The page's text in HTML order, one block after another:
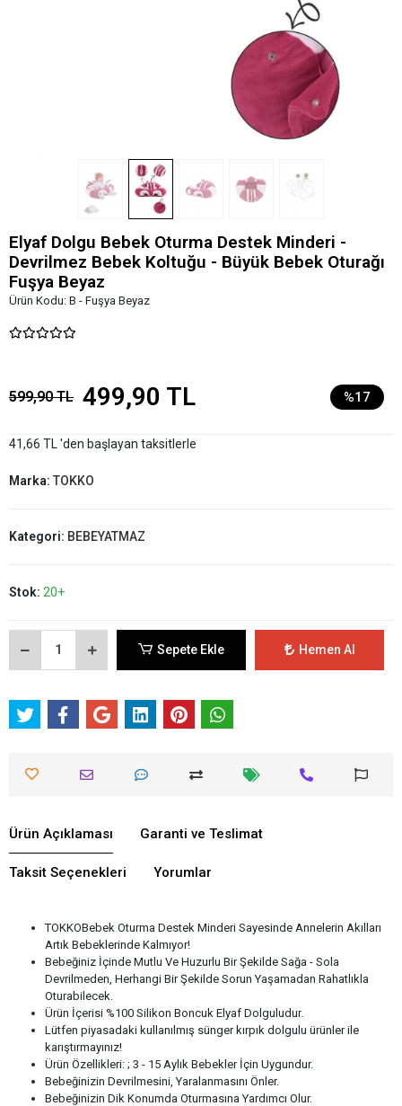
Elyaf Dolgu Bebek Oturma Destek Minderi -
Devrilmez Bebek Koltuğu - Büyük Bebek Oturağı
Fuşya Beyaz
Ürün Kodu: B - Fuşya Beyaz
599,90 TL 499,90 TL %17
41,66 TL 'den başlayan taksitlerle
Marka: TOKKO
Kategori: BEBEYATMAZ
Stok: 20+
Sepete Ekle Hemen Al
Ürün Açıklaması Garanti ve Teslimat
Taksit Seçenekleri Yorumlar
TOKKOBebek Oturma Destek Minderi Sayesinde Annelerin Akılları
Artık Bebeklerinde Kalmıyor!
Bebeğiniz İçinde Mutlu Ve Huzurlu Bir Şekilde Sağa - Sola
Devrilmeden, Herhangi Bir Şekilde Sorun Yaşamadan Rahatlıkla
Oturabilecek.
Ürün İçerisi %100 Silikon Boncuk Elyaf Dolguludur.
Lütfen piyasadaki kullanılmış sünger kırpık dolgulu ürünler ile
karıştırmayınız!
Ürün Özellikleri: ; 3 - 15 Aylık Bebekler İçin Uygundur.
Bebeğinizin Devrilmesini, Yaralanmasını Önler.
Bebeğinizin Dik Konumda Oturmasına Yardımcı Olur.